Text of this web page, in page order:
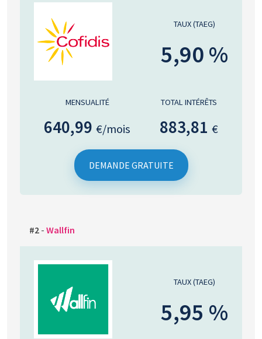
TAUX (TAEG)
5,90 %
MENSUALITÉ
640,99 €/mois
TOTAL INTÉRÊTS
883,81 €
DEMANDE GRATUITE
#2 - Wallfin
TAUX (TAEG)
5,95 %